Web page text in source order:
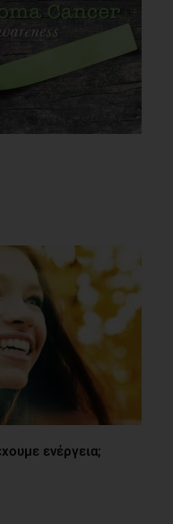
ενέργεια;